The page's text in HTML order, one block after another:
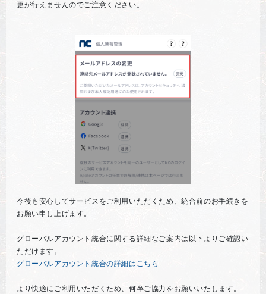
更が行えませんのでご注意ください。
今後も安心してサービスをご利用いただくため、統合前のお手続きを
お願い申し上げます。
グローバルアカウント統合に関する詳細なご案内は以下よりご確認い
ただけます。
グローバルアカウント統合の詳細はこちら
より快適にご利用いただくため、何卒ご協力をお願いいたします。